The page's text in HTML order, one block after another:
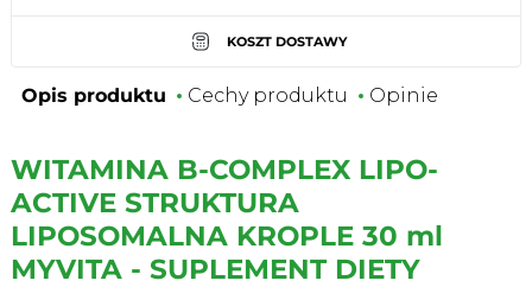
KOSZT DOSTAWY
Opis produktu Cechy produktu Opinie
WITAMINA B-COMPLEX LIPO-
ACTIVE STRUKTURA
LIPOSOMALNA KROPLE 30 ml
MYVITA - SUPLEMENT DIETY